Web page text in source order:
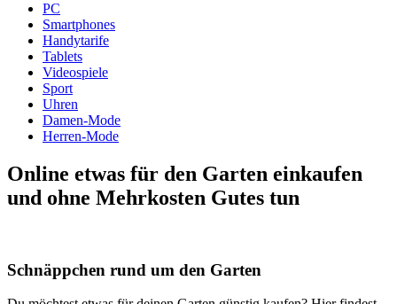
PC
Smartphones
Handytarife
Tablets
Videospiele
Sport
Uhren
Damen-Mode
Herren-Mode
Online etwas für den Garten einkaufen
und ohne Mehrkosten Gutes tun
Schnäppchen rund um den Garten